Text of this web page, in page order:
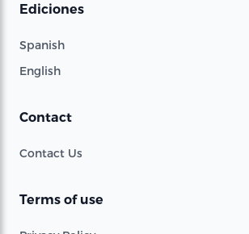
Ediciones
Spanish
English
Contact
Contact Us
Terms of use